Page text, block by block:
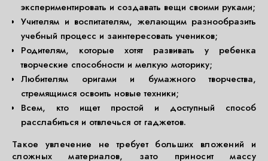
экспериментировать и создавать вещи своими руками;
Учителям и воспитателям, желающим разнообразить
учебный процесс и заинтересовать учеников;
Родителям, которые хотят развивать у ребенка
творческие способности и мелкую моторику;
Любителям оригами и бумажного творчества,
стремящимся освоить новые техники;
Всем, кто ищет простой и доступный способ
расслабиться и отвлечься от гаджетов.
Такое увлечение не требует больших вложений и
сложных материалов, зато приносит массу